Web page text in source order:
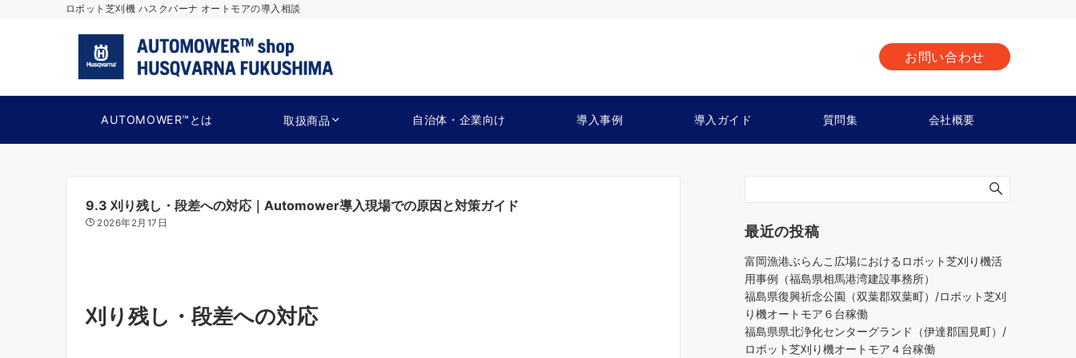
ロボット芝刈機 ハスクバーナ オートモアの導入相談
お問い合わせ
AUTOMOWER™とは 取扱商品 自治体・企業向け 導入事例 導入ガイド 質問集 会社概要
9.3 刈り残し・段差への対応｜Automower導入現場での原因と対策ガイド
2026年2月17日
刈り残し・段差への対応
最近の投稿
富岡漁港ぶらんこ広場におけるロボット芝刈り機活
用事例（福島県相馬港湾建設事務所）
福島県復興祈念公園（双葉郡双葉町）/ロボット芝刈
り機オートモア６台稼働
福島県県北浄化センターグランド（伊達郡国見町）/
ロボット芝刈り機オートモア４台稼働